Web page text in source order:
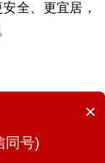
全、更宜居，
×
同号)